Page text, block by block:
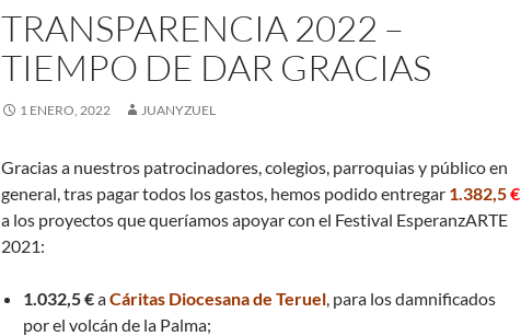
TRANSPARENCIA 2022 –
TIEMPO DE DAR GRACIAS
1 ENERO, 2022 JUANYZUEL
Gracias a nuestros patrocinadores, colegios, parroquias y público en
general, tras pagar todos los gastos, hemos podido entregar 1.382,5€
a los proyectos que queríamos apoyar con el Festival EsperanzARTE
2021:
1.032,5 €aCáritas Diocesana de Teruel, para los damnificados
por el volcán de la Palma;